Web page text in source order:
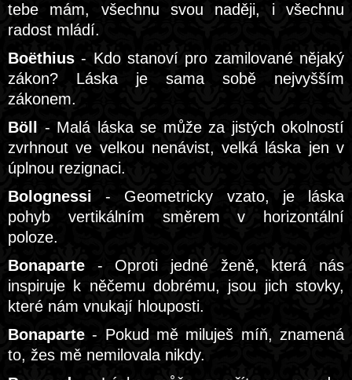
tebe mám, všechnu svou naději, i všechnu
radost mládí.
Boëthius - Kdo stanoví pro zamilované nějaký
zákon? Láska je sama sobě nejvyšším
zákonem.
Böll
- Malá láska se může za jistých okolností
zvrhnout ve velkou nenávist, velká láska jen v
úplnou rezignaci.
Bolognessi - Geometricky vzato, je láska
pohyb vertikálním směrem v horizontální
poloze.
Bonaparte - Oproti jedné ženě, která nás
inspiruje k něčemu dobrému, jsou jich stovky,
které nám vnukají hlouposti.
Bonaparte - Pokud mě miluješ míň, znamená
to, žes mě nemilovala nikdy.